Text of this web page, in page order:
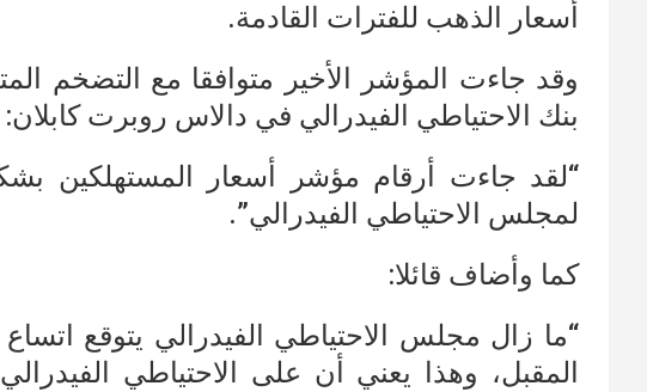
أسعار الذهب للفترات القادمة.
وقد جاءت المؤشر الأخير متوافقا مع التضخم
بنك الاحتياطي الفيدرالي في دالاس روبرت كابلان:
“لقد جاءت أرقام مؤشر أسعار المستهلكين
لمجلس الاحتياطي الفيدرالي”.
كما وأضاف قائلا:
“ما زال مجلس الاحتياطي الفيدرالي يتوقع
المقبل، وهذا يعني أن على الاحتياطي